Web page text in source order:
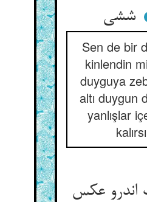
ششی
Sen de bir
kinlendin
duyguya
altı duygun
yanlışlar
اندرو عکس